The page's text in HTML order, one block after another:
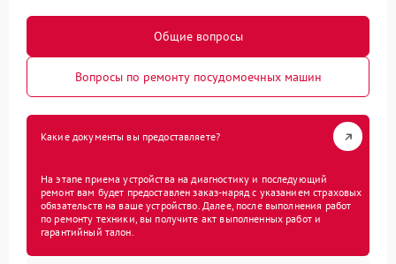
Общие вопросы
Вопросы по ремонту посудомоечных машин
Какие документы вы предоставляете?
На этапе приема устройства на диагностику и последующий
ремонт вам будет предоставлен заказ-наряд с указанием страховых
обязательств на ваше устройство. Далее, после выполнения работ
по ремонту техники, вы получите акт выполненных работ и
гарантийный талон.